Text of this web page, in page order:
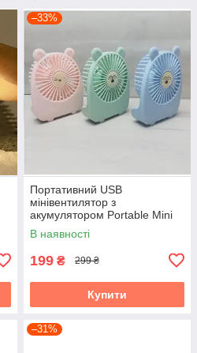
–33%
Портативний USB
мінівентилятор з
акумулятором Portable Mini
Fan (настільний)
В наявності
199 ₴ 299 ₴
Купити
–31%